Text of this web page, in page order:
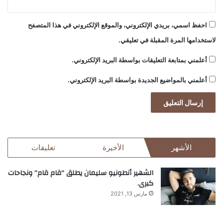
احفظ اسمي، بريدي الإلكتروني، والموقع الإلكتروني في هذا المتصفح
لاستخدامها المرة المقبلة في تعليقي.
أعلمني بمتابعة التعليقات بواسطة البريد الإلكتروني.
أعلمني بالمواضيع الجديدة بواسطة البريد الإلكتروني.
الأشهر الأخيرة تعليقات
الشهير أنطونيو سليمان يطلق “قام قام” ونجاحات
كبرى.
مارس 13, 2021